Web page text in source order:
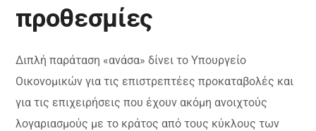
προθεσμίες
Διπλή παράταση «ανάσα» δίνει το Υπουργείο
Οικονομικών για τις επιστρεπτέες προκαταβολές και
για τις επιχειρήσεις που έχουν ακόμη ανοιχτούς
λογαριασμούς με το κράτος από τους κύκλους των